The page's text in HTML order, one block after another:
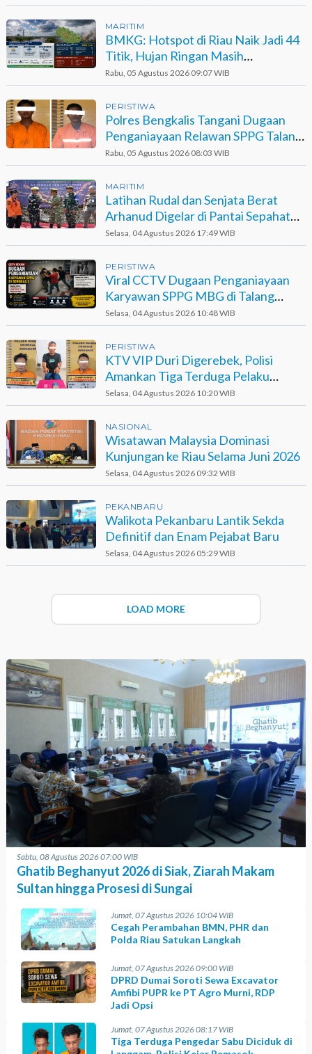
MARITIM
BMKG: Hotspot di Riau Naik Jadi 44
Titik, Hujan Ringan Masih
Berpotensi Terjadi
Rabu, 05 Agustus 2026 09:07 WIB
PERISTIWA
Polres Bengkalis Tangani Dugaan
Penganiayaan Relawan SPPG Talang
Muandau
Rabu, 05 Agustus 2026 08:03 WIB
MARITIM
Latihan Rudal dan Senjata Berat
Arhanud Digelar di Pantai Sepahat
Bengkalis
Selasa, 04 Agustus 2026 17:49 WIB
PERISTIWA
Viral CCTV Dugaan Penganiayaan
Karyawan SPPG MBG di Talang
Muandau
Selasa, 04 Agustus 2026 10:48 WIB
PERISTIWA
KTV VIP Duri Digerebek, Polisi
Amankan Tiga Terduga Pelaku
Narkotika
Selasa, 04 Agustus 2026 10:20 WIB
NASIONAL
Wisatawan Malaysia Dominasi
Kunjungan ke Riau Selama Juni 2026
Selasa, 04 Agustus 2026 09:32 WIB
PEKANBARU
Walikota Pekanbaru Lantik Sekda
Definitif dan Enam Pejabat Baru
Selasa, 04 Agustus 2026 05:29 WIB
LOAD MORE
Sabtu, 08 Agustus 2026 07:00 WIB
Ghatib Beghanyut 2026 di Siak, Ziarah Makam
Sultan hingga Prosesi di Sungai
Jumat, 07 Agustus 2026 10:04 WIB
Cegah Perambahan BMN, PHR dan
Polda Riau Satukan Langkah
Jumat, 07 Agustus 2026 09:00 WIB
DPRD Dumai Soroti Sewa Excavator
Amfibi PUPR ke PT Agro Murni, RDP
Jadi Opsi
Jumat, 07 Agustus 2026 08:17 WIB
Tiga Terduga Pengedar Sabu Diciduk di